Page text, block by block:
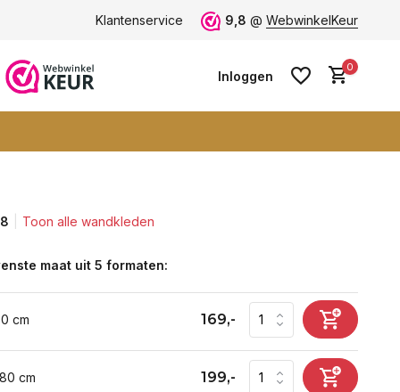
klantbeoordeling 9+ Grootste collectie -ruim 600+
Klantenservice 9,8 @ WebwinkelKeur
Inloggen
0
Toon alle wandkleden
maat uit 5 formaten:
cm 169,-
cm 199,-